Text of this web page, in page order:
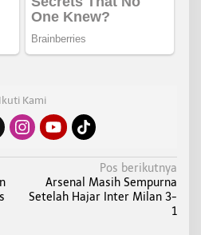
Ikuti Kami
Pos berikutnya
Arsenal Masih Sempurna
Setelah Hajar Inter Milan 3-
1